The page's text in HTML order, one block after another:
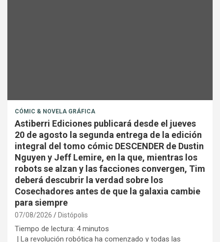
CÓMIC & NOVELA GRÁFICA
Astiberri Ediciones publicará desde el jueves
20 de agosto la segunda entrega de la edición
integral del tomo cómic DESCENDER de Dustin
Nguyen y Jeff Lemire, en la que, mientras los
robots se alzan y las facciones convergen, Tim
deberá descubrir la verdad sobre los
Cosechadores antes de que la galaxia cambie
para siempre
07/08/2026 Distópolis
Tiempo de lectura: 4 minutos
| La revolución robótica ha comenzado y todas las